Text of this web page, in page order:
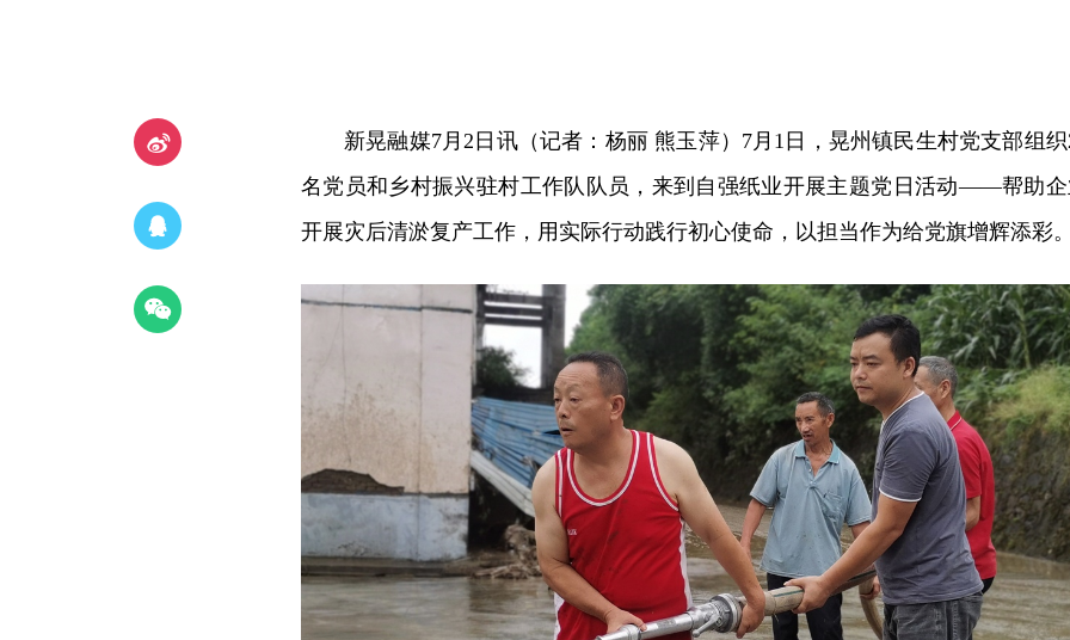
新晃融媒7月2日讯（记者：杨丽 熊玉萍）7月1日，晃州镇民生村党支部组织
名党员和乡村振兴驻村工作队队员，来到自强纸业开展主题党日活动——帮助
开展灾后清淤复产工作，用实际行动践行初心使命，以担当作为给党旗增辉添彩